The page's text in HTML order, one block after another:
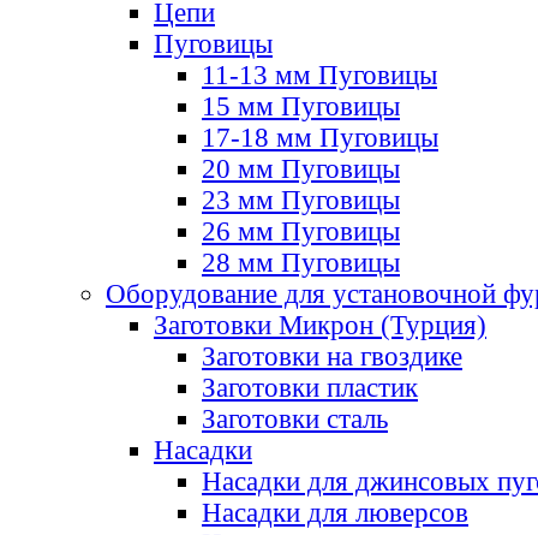
Цепи
Пуговицы
11-13 мм Пуговицы
15 мм Пуговицы
17-18 мм Пуговицы
20 мм Пуговицы
23 мм Пуговицы
26 мм Пуговицы
28 мм Пуговицы
Оборудование для установочной
Заготовки Микрон (Турция)
Заготовки на гвоздике
Заготовки пластик
Заготовки сталь
Насадки
Насадки для джинсовых
Насадки для люверсов